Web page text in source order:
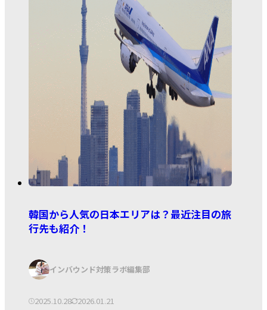
韓国から人気の日本エリアは？最近注目の旅
行先も紹介！
著
者:
インバウンド対策ラボ編集部
公2025.10.28更2026.01.21